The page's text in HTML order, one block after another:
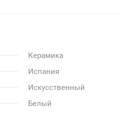
Керамика
Испания
Искусственный
Белый